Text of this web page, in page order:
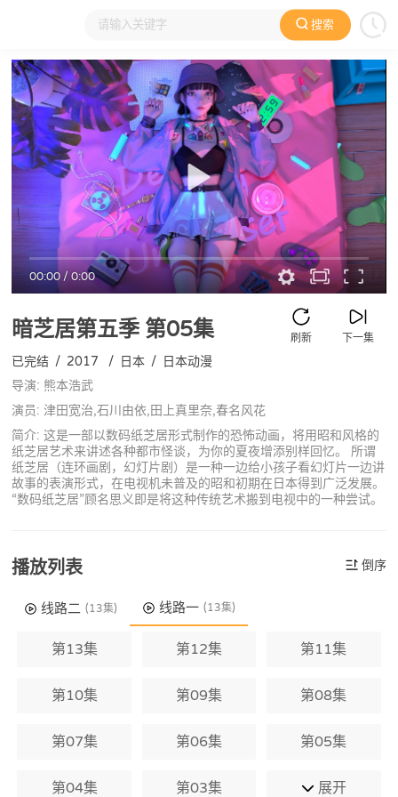
搜索
大家在看 日本动漫 国产动漫 欧美动漫 动漫电影
00:00/0:00
暗芝居第五季第05集 下一集
刷新
已完结 / 2017 / 日本 / 日本动漫
导演: 熊本浩武
演员: 津田宽治,石川由依,田上真里奈,春名风花
简介: 这是一部以数码纸芝居形式制作的恐怖动画，将用昭和风格的
纸芝居艺术来讲述各种都市怪谈，为你的夏夜增添别样回忆。 所谓
纸芝居（连环画剧，幻灯片剧）是一种一边给小孩子看幻灯片一边讲
故事的表演形式，在电视机未普及的昭和初期在日本得到广泛发展。
“数码纸芝居”顾名思义即是将这种传统艺术搬到电视中的一种尝试。
播放列表 倒序
线路二 (13集) 线路一 (13集)
第13集 第12集 第11集
第10集 第09集 第08集
第07集 第06集 第05集
第04集 第03集 展开